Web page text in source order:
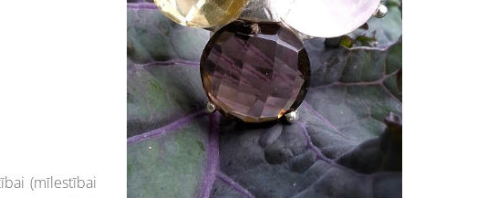
(mīlestībai